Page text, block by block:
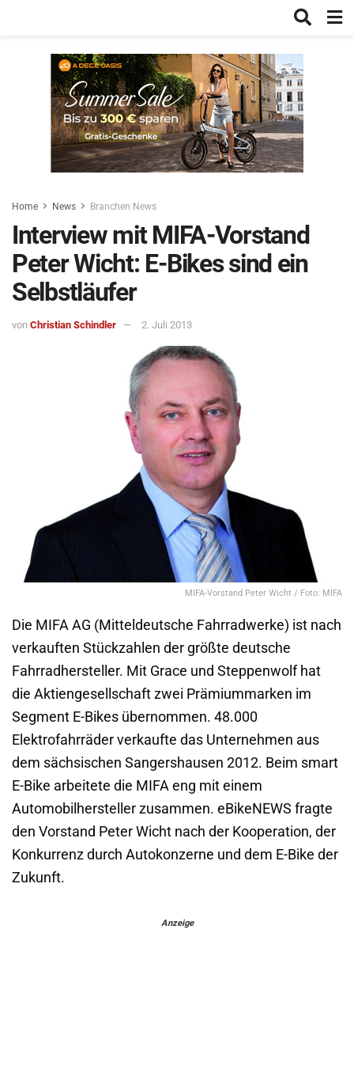
Home News Branchen News
Interview mit MIFA-Vorstand
Peter Wicht: E-Bikes sind ein
Selbstläufer
von Christian Schindler 2. Juli 2013
MIFA-Vorstand Peter Wicht / Foto: MIFA
Die MIFA AG (Mitteldeutsche Fahrradwerke) ist nach
verkauften Stückzahlen der größte deutsche
Fahrradhersteller. Mit Grace und Steppenwolf hat
die Aktiengesellschaft zwei Prämiummarken im
Segment E-Bikes übernommen. 48.000
Elektrofahrräder verkaufte das Unternehmen aus
dem sächsischen Sangershausen 2012. Beim smart
E-Bike arbeitete die MIFA eng mit einem
Automobilhersteller zusammen. eBikeNEWS fragte
den Vorstand Peter Wicht nach der Kooperation, der
Konkurrenz durch Autokonzerne und dem E-Bike der
Zukunft.
Anzeige